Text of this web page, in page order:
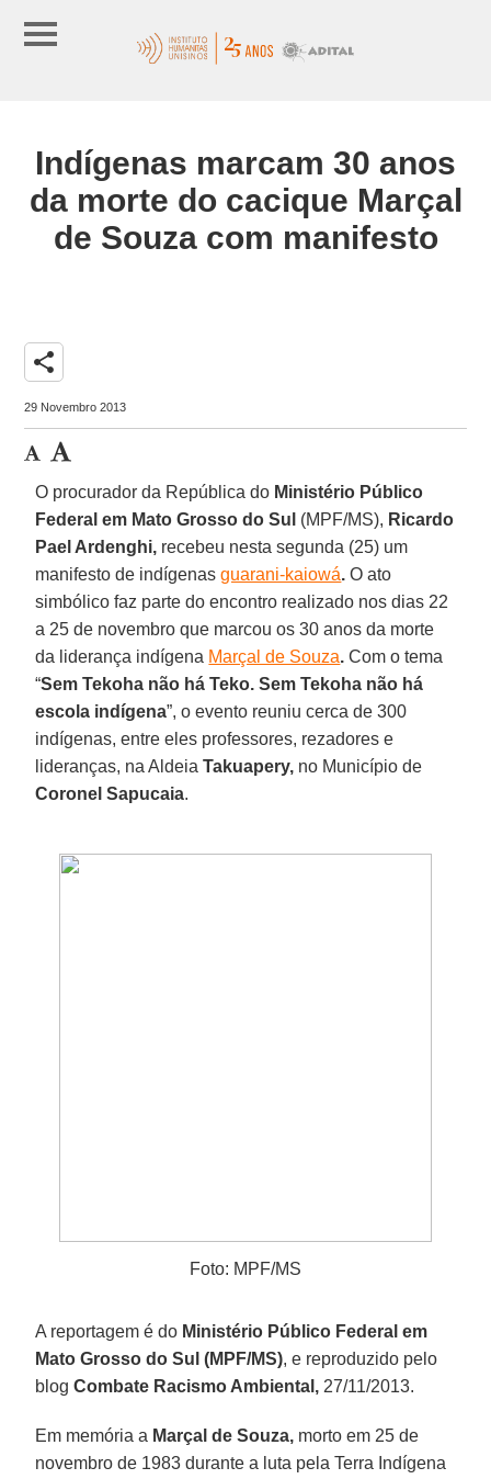
Indígenas marcam 30 anos
da morte do cacique Marçal
de Souza com manifesto
share
29 Novembro 2013
O procurador da República do Ministério Público
Federal em Mato Grosso do Sul (MPF/MS), Ricardo
Pael Ardenghi, recebeu nesta segunda (25) um
manifesto de indígenasguarani-kaiowá. O ato
simbólico faz parte do encontro realizado nos dias 22
a 25 de novembro que marcou os 30 anos da morte
da liderança indígena Marçal de Souza. Com o tema
“Sem Tekoha não há Teko. Sem Tekoha não há
escola indígena”, o evento reuniu cerca de 300
indígenas, entre eles professores, rezadores e
lideranças, na AldeiaTakuapery, no Município de
Coronel Sapucaia.
Foto: MPF/MS
A reportagem é do Ministério Público Federal em
Mato Grosso do Sul (MPF/MS), e reproduzido pelo
blogCombate Racismo Ambiental, 27/11/2013.
Em memória a Marçal de Souza, morto em 25 de
novembro de 1983 durante a luta pela Terra Indígena